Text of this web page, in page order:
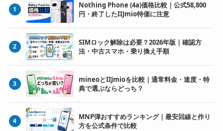
1
Nothing Phone (4a)価格比較｜公式58,800
円・終了したIIJmio特価に注意
2
SIMロック解除は必要？2026年版｜確認方
法・中古スマホ・乗り換え手順
3
mineoとIIJmioを比較｜通常料金・速度・特
典で選ぶならどっち？
4
MNP弾おすすめランキング｜最安回線と作り
方を公式条件で比較